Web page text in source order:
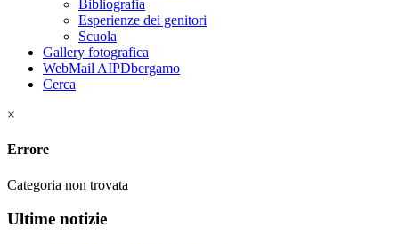
Bibliografia
Esperienze dei genitori
Scuola
Gallery fotografica
WebMail AIPDbergamo
Cerca
×
Errore
Categoria non trovata
Ultime notizie